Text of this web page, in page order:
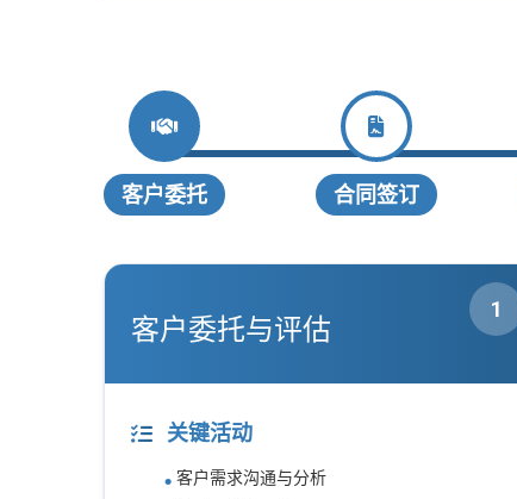
客户委托 合同签订
客户委托与评估
1
关键活动
客户需求沟通与分析